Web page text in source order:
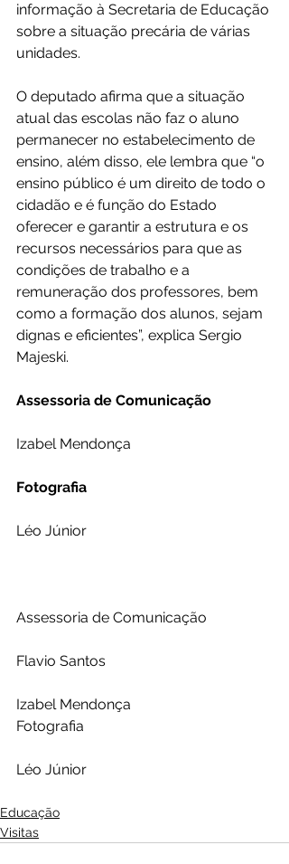
informação à Secretaria de Educação
sobre a situação precária de várias
unidades.
O deputado afirma que a situação
atual das escolas não faz o aluno
permanecer no estabelecimento de
ensino, além disso, ele lembra que “o
ensino público é um direito de todo o
cidadão e é função do Estado
oferecer e garantir a estrutura e os
recursos necessários para que as
condições de trabalho e a
remuneração dos professores, bem
como a formação dos alunos, sejam
dignas e eficientes”, explica Sergio
Majeski.
Assessoria de Comunicação
Izabel Mendonça
Fotografia
Léo Júnior
Assessoria de Comunicação
Flavio Santos
Izabel Mendonça
Fotografia
Léo Júnior
Educação
Visitas